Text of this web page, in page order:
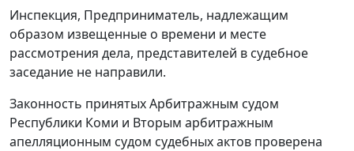
Инспекция, Предприниматель, надлежащим
образом извещенные о времени и месте
рассмотрения дела, представителей в судебное
заседание не направили.
Законность принятых Арбитражным судом
Республики Коми и Вторым арбитражным
апелляционным судом судебных актов проверена